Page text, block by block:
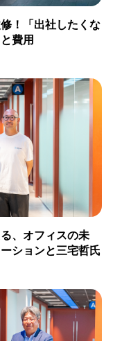
！「出社したくな
費用
、オフィスの未
ションと三宅哲氏